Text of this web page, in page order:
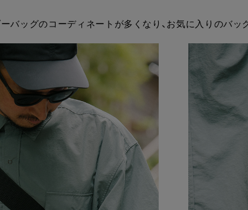
バッグのコーディネートが多くなり、お気に入りのバッ